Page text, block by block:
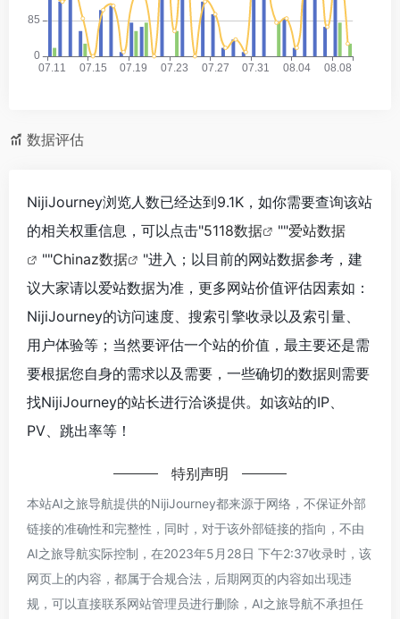
数据评估
NijiJourney浏览人数已经达到9.1K，如你需要查询该站
的相关权重信息，可以点击"5118数据 ""爱站数据
""Chinaz数据
"进入；以目前的网站数据参考，建
议大家请以爱站数据为准，更多网站价值评估因素如：
NijiJourney的访问速度、搜索引擎收录以及索引量、
用户体验等；当然要评估一个站的价值，最主要还是需
要根据您自身的需求以及需要，一些确切的数据则需要
找NijiJourney的站长进行洽谈提供。如该站的IP、
PV、跳出率等！
特别声明
本站AI之旅导航提供的NijiJourney都来源于网络，不保证外部
链接的准确性和完整性，同时，对于该外部链接的指向，不由
AI之旅导航实际控制，在2023年5月28日 下午2:37收录时，该
网页上的内容，都属于合规合法，后期网页的内容如出现违
规，可以直接联系网站管理员进行删除，AI之旅导航不承担任